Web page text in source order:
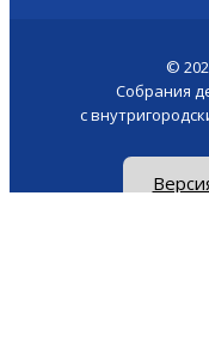
©
Собрания
с